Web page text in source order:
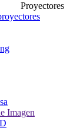
Proyectores
Imagen